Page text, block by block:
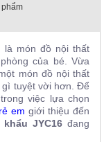
phẩm
là món đồ nội thất
của bé. Vừa
món đồ nội thất
gì tuyệt vời hơn. Để
việc lựa chọn
em giới thiệu đến
JYC16 đang